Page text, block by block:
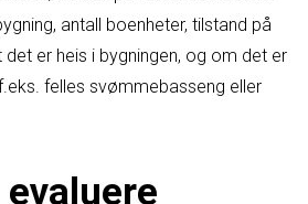
antall boenheter, tilstand på
er heis i bygningen, og om det er
felles svømmebasseng eller